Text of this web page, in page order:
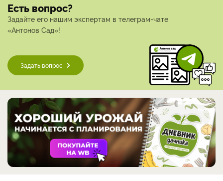
Есть вопрос?
Задайте его нашим экспертам в телеграм-чате
«Антонов Сад»!
Задать вопрос